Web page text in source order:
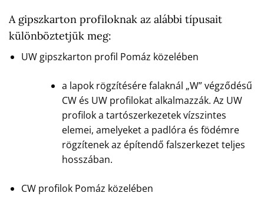
A gipszkarton profiloknak az alábbi típusait
különböztetjük meg:
UW gipszkarton profil Pomáz közelében
a lapok rögzítésére falaknál „W” végződésű
CW és UW profilokat alkalmazzák. Az UW
profilok a tartószerkezetek vízszintes
elemei, amelyeket a padlóra és födémre
rögzítenek az építendő falszerkezet teljes
hosszában.
CW profilok Pomáz közelében